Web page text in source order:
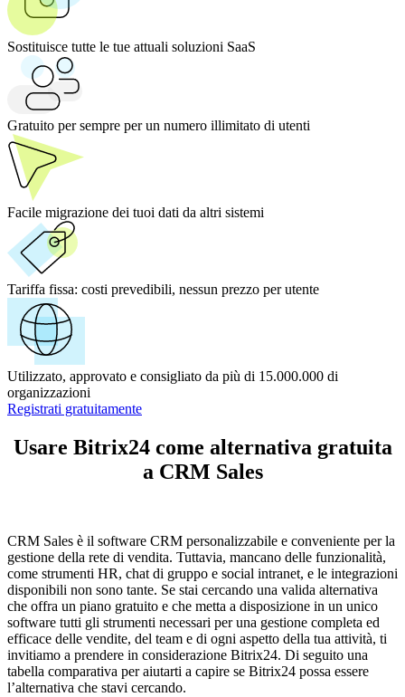
Sostituisce tutte le tue attuali soluzioni SaaS
Gratuito per sempre per un numero illimitato di utenti
Facile migrazione dei tuoi dati da altri sistemi
Tariffa fissa: costi prevedibili, nessun prezzo per utente
Utilizzato, approvato e consigliato da più di 15.000.000 di
organizzazioni
Registrati gratuitamente
Usare Bitrix24 come alternativa gratuita
a CRM Sales
CRM Sales è il software CRM personalizzabile e conveniente per la
gestione della rete di vendita. Tuttavia, mancano delle funzionalità,
come strumenti HR, chat di gruppo e social intranet, e le integrazioni
disponibili non sono tante. Se stai cercando una valida alternativa
che offra un piano gratuito e che metta a disposizione in un unico
software tutti gli strumenti necessari per una gestione completa ed
efficace delle vendite, del team e di ogni aspetto della tua attività, ti
invitiamo a prendere in considerazione Bitrix24. Di seguito una
tabella comparativa per aiutarti a capire se Bitrix24 possa essere
l’alternativa che stavi cercando.